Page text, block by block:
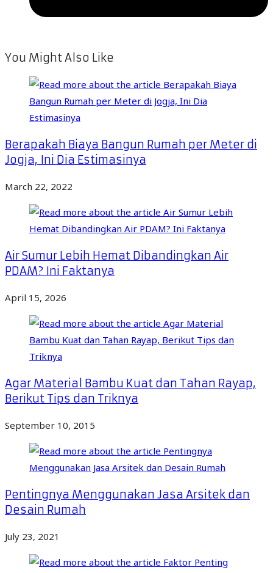
You Might Also Like
Berapakah Biaya Bangun Rumah per Meter di
Jogja, Ini Dia Estimasinya
March 22, 2022
Air Sumur Lebih Hemat Dibandingkan Air
PDAM? Ini Faktanya
April 15, 2026
Agar Material Bambu Kuat dan Tahan Rayap,
Berikut Tips dan Triknya
September 10, 2015
Pentingnya Menggunakan Jasa Arsitek dan
Desain Rumah
July 23, 2021